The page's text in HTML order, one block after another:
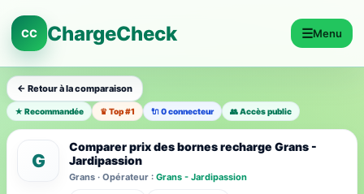
CC ChargeCheck ☰Menu
← Retour à la comparaison
★ Recommandée ♛ Top #1 🔌 0 connecteur 👥 Accès public
G
Comparer prix des bornes recharge Grans -
Jardipassion
Grans · Opérateur : Grans - Jardipassion